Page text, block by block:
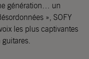
génération… un
», SOFY
les plus captivantes